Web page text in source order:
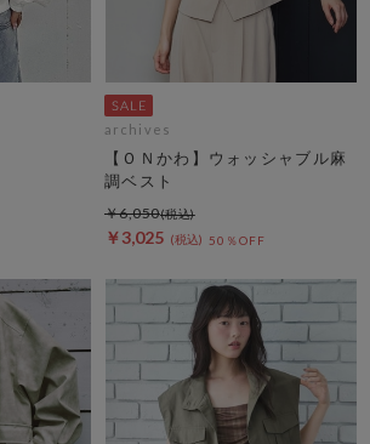
archives
【ＯＮかわ】ウォッシャブル麻
調ベスト
￥3,025 50％OFF
￥6,050